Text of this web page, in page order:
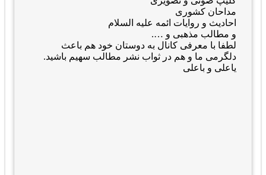
مداحان کشوری
احادیث و روایات ائمه علیه السلام
و مطالب مذهبی و ….
لطفا با معرفی کانال به دوستان خود هم باعث
دلگرمی ما و هم در ثواب نشر مطالب سهیم باشید.
یاعلی و باعلی